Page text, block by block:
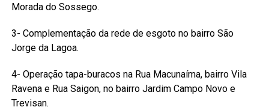
Morada do Sossego.
3- Complementação da rede de esgoto no bairro São
Jorge da Lagoa.
4- Operação tapa-buracos na Rua Macunaíma, bairro Vila
Ravena e Rua Saigon, no bairro Jardim Campo Novo e
Trevisan.